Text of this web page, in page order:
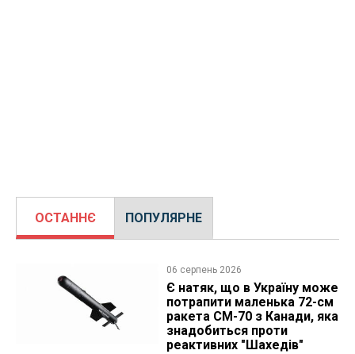
ОСТАННЄ ПОПУЛЯРНЕ
06 серпень 2026
Є натяк, що в Україну може
потрапити маленька 72-см
ракета CM-70 з Канади, яка
знадобиться проти
реактивних "Шахедів"